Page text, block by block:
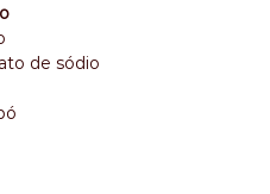
de sódio